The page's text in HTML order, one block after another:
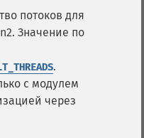
потоков для
Значение по
.
с модулем
через